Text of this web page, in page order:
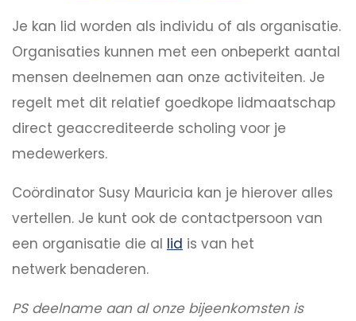
Je kan lid worden als individu of als organisatie.
Organisaties kunnen met een onbeperkt aantal
mensen deelnemen aan onze activiteiten. Je
regelt met dit relatief goedkope lidmaatschap
direct geaccrediteerde scholing voor je
medewerkers.
Coördinator Susy Mauricia kan je hierover alles
vertellen. Je kunt ook de contactpersoon van
een organisatie die al lid is van het
netwerk benaderen.
PS deelname aan al onze bijeenkomsten is